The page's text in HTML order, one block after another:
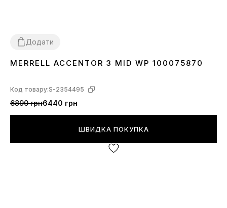
Додати
36
MERRELL ACCENTOR 3 MID WP 100075870
Код товару:S-2354495
6890 грн6440 грн
ШВИДКА ПОКУПКА